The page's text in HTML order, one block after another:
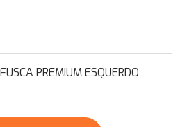
PREMIUM ESQUERDO